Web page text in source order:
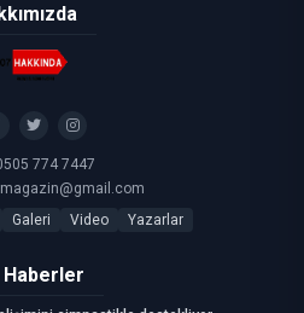
774 7447
Galeri Video Yazarlar
Haberler